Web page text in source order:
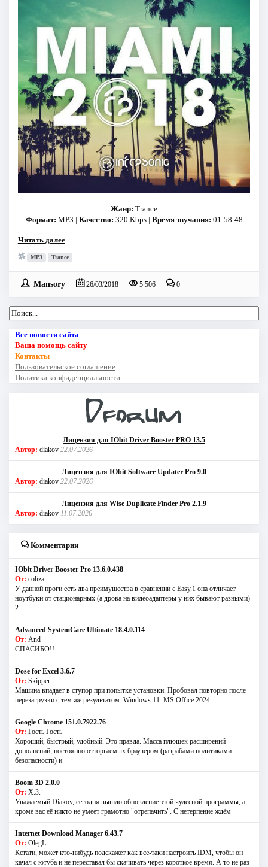
Жанр: Trance
Формат: MP3 | Качество: 320 Kbps | Время звучания: 01:58:48
Читать далее
MP3 Trance
Mansory 26/03/2018 5 506 0
Все новости сайта
Ваша помощь сайту
Контакты
Пользовательское соглашение
Политика конфиденциальности
Лицензия для IObit Driver Booster PRO 13.5
Автор: diakov 22.07.2026
Лицензия для IObit Software Updater Pro 9.0
Автор: diakov 22.07.2026
Лицензия для Wise Duplicate Finder Pro 2.1.9
Автор: diakov 11.07.2026
Комментарии
IObit Driver Booster Pro 13.6.0.438
От: coliza
У данной проги есть два преимущества в сравнении с Easy.1 она отличает
ноутбуки от стационарных (а дрова на видеоадаптеры у них бывают разными)
2
Advanced SystemCare Ultimate 18.4.0.114
От: And
СПАСИБО!!
Dose for Excel 3.6.7
От: Skipper
Машина впадает в ступор при попытке установки. Пробовал повторно после
перезагрузки с тем же результатом. Windows 11. MS Offiсe 2024.
Google Chrome 151.0.7922.76
От: Гость Гость
Хороший, быстрый, удобный. Это правда. Масса плюшек расширений-
дополнений, постоянно отторгаемых браузером (разрабами политиками
безопасности) и
Boom 3D 2.0.0
От: Х.З.
Уважаемый Diakov, сегодня вышло обновление этой чудесной программы, а
кроме вас её никто не умеет грамотно "отрепачить". С нетерпение ждём
Internet Download Manager 6.43.7
От: OlegL
Кстати, может кто-нибудь подскажет как все-таки настроить IDM, чтобы он
качал с ютуба и не переставал бы скачивать через короткое время. А то не раз